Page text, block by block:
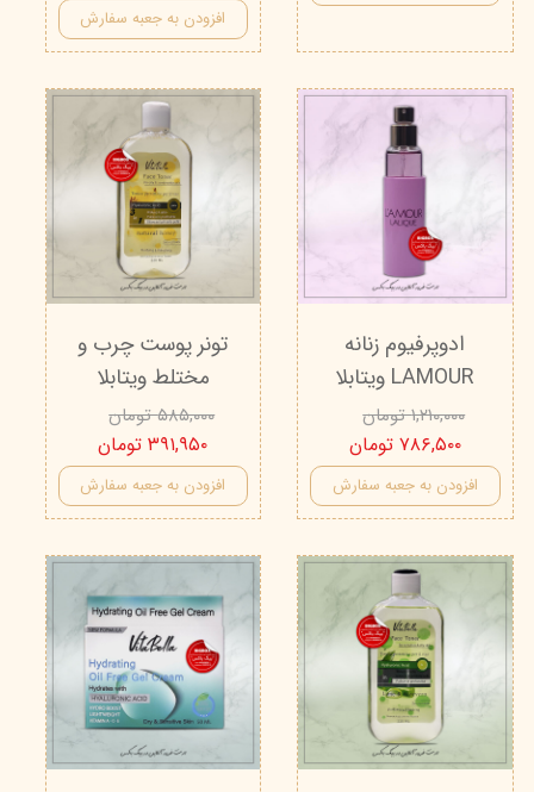
افزودن به جعبه سفارش
ادوپرفیوم زنانه
LAMOUR ویتابلا
۱,۲۱۰,۰۰۰ تومان
۷۸۶,۵۰۰ تومان
افزودن به جعبه سفارش
تونر پوست چرب و
مختلط ویتابلا
۵۸۵,۰۰۰ تومان
۳۹۱,۹۵۰ تومان
افزودن به جعبه سفارش